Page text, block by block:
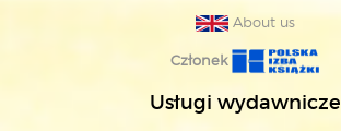
About us
Członek
Usługi wydawnicze